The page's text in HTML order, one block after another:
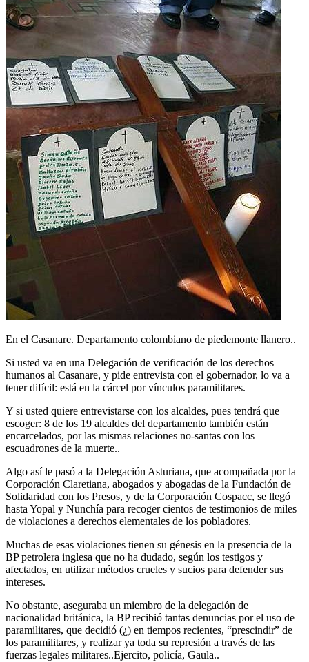
En el Casanare. Departamento colombiano de piedemonte llanero..
Si usted va en una Delegación de verificación de los derechos
humanos al Casanare, y pide entrevista con el gobernador, lo va a
tener difícil: está en la cárcel por vínculos paramilitares.
Y si usted quiere entrevistarse con los alcaldes, pues tendrá que
escoger: 8 de los 19 alcaldes del departamento también están
encarcelados, por las mismas relaciones no-santas con los
escuadrones de la muerte..
Algo así le pasó a la Delegación Asturiana, que acompañada por la
Corporación Claretiana, abogados y abogadas de la Fundación de
Solidaridad con los Presos, y de la Corporación Cospacc, se llegó
hasta Yopal y Nunchía para recoger cientos de testimonios de miles
de violaciones a derechos elementales de los pobladores.
Muchas de esas violaciones tienen su génesis en la presencia de la
BP petrolera inglesa que no ha dudado, según los testigos y
afectados, en utilizar métodos crueles y sucios para defender sus
intereses.
No obstante, aseguraba un miembro de la delegación de
nacionalidad británica, la BP recibió tantas denuncias por el uso de
paramilitares, que decidió (¿) en tiempos recientes, “prescindir” de
los paramilitares, y realizar ya toda su represión a través de las
fuerzas legales militares..Ejercito, policía, Gaula..